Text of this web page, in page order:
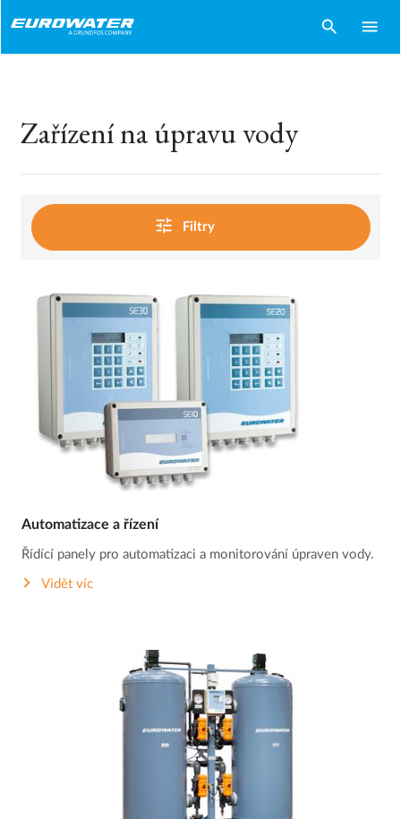
search menu
Zařízení na úpravu vody
tune Filtry
Automatizace a řízení
Řídící panely pro automatizaci a monitorování úpraven vody.
Vidět víc